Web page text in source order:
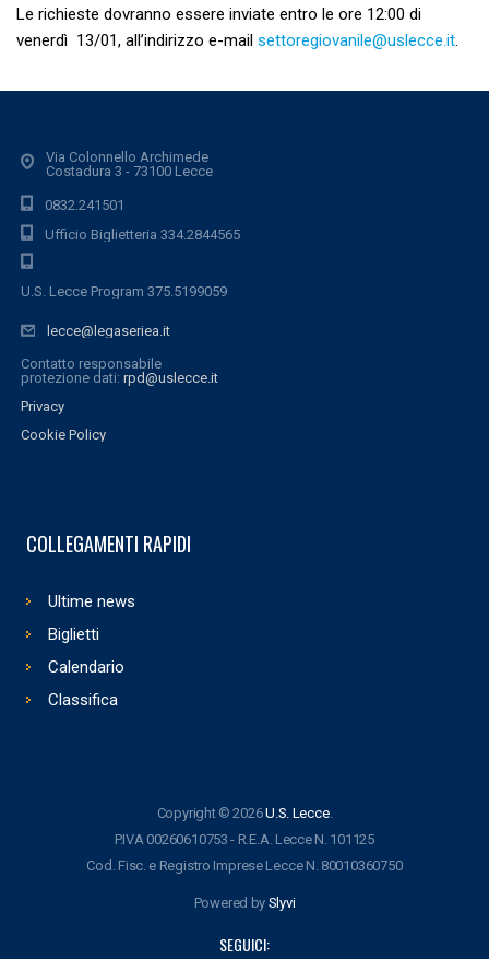
Le richieste dovranno essere inviate entro le ore 12:00 di
venerdì 13/01, all’indirizzo e-mail settoregiovanile@uslecce.it.
Via Colonnello Archimede
Costadura 3 - 73100 Lecce
0832.241501
Ufficio Biglietteria 334.2844565
U.S. Lecce Program 375.5199059
lecce@legaseriea.it
Contatto responsabile
protezione dati: rpd@uslecce.it
Privacy
Cookie Policy
COLLEGAMENTI RAPIDI
Ultime news
Biglietti
Calendario
Classifica
Copyright © 2026U.S. Lecce.
P.IVA 00260610753 - R.E.A. Lecce N. 101125
Cod. Fisc. e Registro Imprese Lecce N. 80010360750
Powered by Slyvi
SEGUICI: